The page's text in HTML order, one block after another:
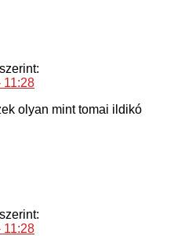
szerint:
11:28
olyan mint tomai ildikó
szerint:
11:28